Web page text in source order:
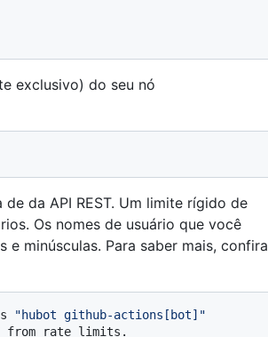
exclusivo) do seu nó
da API REST. Um limite rígido de
Os nomes de usuário que você
minúsculas. Para saber mais, confira
"hubot github-actions[bot]"
from rate limits.